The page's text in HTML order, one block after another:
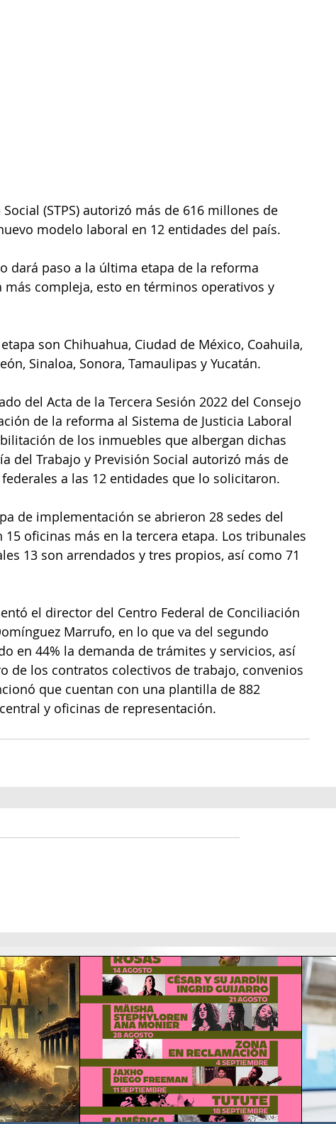
(STPS) autorizó más de 616 millones de
modelo laboral en 12 entidades del país.
dará paso a la última etapa de la reforma
compleja, esto en términos operativos y
son Chihuahua, Ciudad de México, Coahuila,
Sinaloa, Sonora, Tamaulipas y Yucatán.
del Acta de la Tercera Sesión 2022 del Consejo
de la reforma al Sistema de Justicia Laboral
de los inmuebles que albergan dichas
del Trabajo y Previsión Social autorizó más de
a las 12 entidades que lo solicitaron.
de implementación se abrieron 28 sedes del
oficinas más en la tercera etapa. Los tribunales
13 son arrendados y tres propios, así como 71
el director del Centro Federal de Conciliación
Marrufo, en lo que va del segundo
en 44% la demanda de trámites y servicios, así
de los contratos colectivos de trabajo, convenios
que cuentan con una plantilla de 882
y oficinas de representación.